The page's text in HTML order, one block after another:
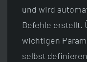
und wird
Befehle erstellt.
wichtigen
selbst